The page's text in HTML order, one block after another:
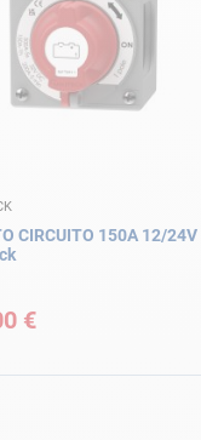
CIRCUITO 150A 12/24V
€